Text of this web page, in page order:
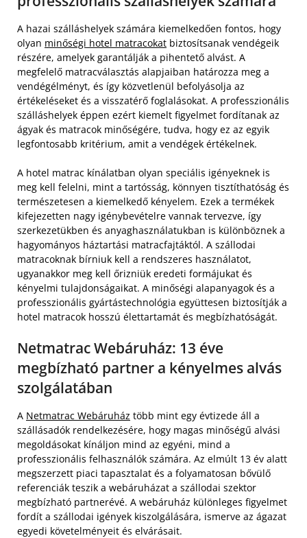
A hazai szálláshelyek számára kiemelkedően fontos, hogy
olyan minőségi hotel matracokat biztosítsanak vendégeik
részére, amelyek garantálják a pihentető alvást. A
megfelelő matracválasztás alapjaiban határozza meg a
vendégélményt, és így közvetlenül befolyásolja az
értékeléseket és a visszatérő foglalásokat. A professzionális
szálláshelyek éppen ezért kiemelt figyelmet fordítanak az
ágyak és matracok minőségére, tudva, hogy ez az egyik
legfontosabb kritérium, amit a vendégek értékelnek.
A hotel matrac kínálatban olyan speciális igényeknek is
meg kell felelni, mint a tartósság, könnyen tisztíthatóság és
természetesen a kiemelkedő kényelem. Ezek a termékek
kifejezetten nagy igénybevételre vannak tervezve, így
szerkezetükben és anyaghasználatukban is különböznek a
hagyományos háztartási matracfajtáktól. A szállodai
matracoknak bírniuk kell a rendszeres használatot,
ugyanakkor meg kell őrizniük eredeti formájukat és
kényelmi tulajdonságaikat. A minőségi alapanyagok és a
professzionális gyártástechnológia együttesen biztosítják a
hotel matracok hosszú élettartamát és megbízhatóságát.
Netmatrac Webáruház: 13 éve
megbízható partner a kényelmes alvás
szolgálatában
A Netmatrac Webáruház több mint egy évtizede áll a
szállásadók rendelkezésére, hogy magas minőségű alvási
megoldásokat kínáljon mind az egyéni, mind a
professzionális felhasználók számára. Az elmúlt 13 év alatt
megszerzett piaci tapasztalat és a folyamatosan bővülő
referenciák teszik a webáruházat a szállodai szektor
megbízható partnerévé. A webáruház különleges figyelmet
fordít a szállodai igények kiszolgálására, ismerve az ágazat
egyedi követelményeit és elvárásait.